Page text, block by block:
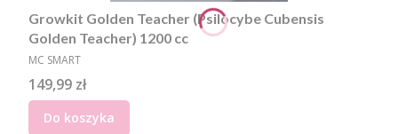
Growkit Golden Teacher (Psilocybe Cubensis
Golden Teacher) 1200 cc
PRODUCENT
MC SMART
Cena
149,99 zł
Do koszyka